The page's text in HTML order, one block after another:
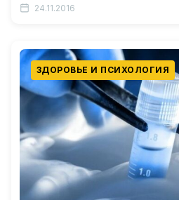
заболевания и лечение…
24.11.2016
ЗДОРОВЬЕ И ПСИХОЛОГИЯ